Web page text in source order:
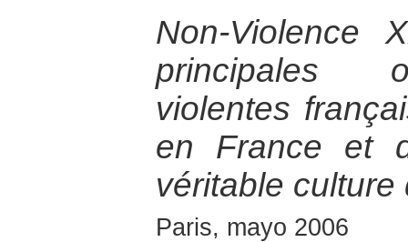
Non-Violence
principales
violentes
en France et
véritable
Paris, mayo 2006